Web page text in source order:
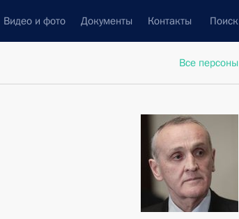
Видео и фото Документы Контакты Поиск
Все персоны